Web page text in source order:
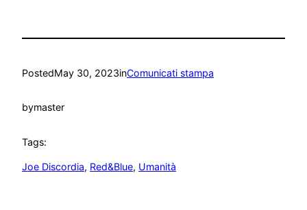
PostedMay 30, 2023inComunicati stampa
bymaster
Tags:
Joe Discordia, Red&Blue, Umanità